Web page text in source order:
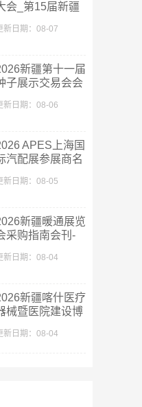
会_第15届新疆
新日期：08-07
新疆第十一届
子展示交易会会
商名录
新日期：08-06
APES上海国
汽配展参展商名
新日期：08-05
新疆暖通展览
采购指南会刊-
新日期：08-04
新疆喀什医疗
械暨医院建设博
医药大健康博览
新日期：08-04